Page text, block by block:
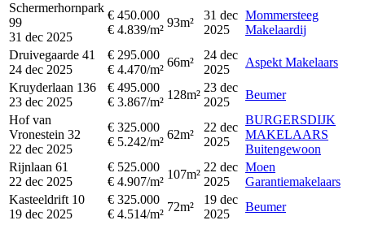
Schermerhornpark
99
31 dec 2025
€ 450.000
€ 4.839/m²
93m²
31 dec
2025
Mommersteeg
Makelaardij
Druivegaarde 41
24 dec 2025
€ 295.000
€ 4.470/m²
66m²
24 dec
2025
Aspekt Makelaars
Kruyderlaan 136
23 dec 2025
€ 495.000
€ 3.867/m²
128m²
23 dec
2025
Beumer
Hof van
Vronestein 32
22 dec 2025
€ 325.000
€ 5.242/m²
62m²
22 dec
2025
BURGERSDIJK
MAKELAARS
Buitengewoon
Rijnlaan 61
22 dec 2025
€ 525.000
€ 4.907/m²
107m²
22 dec
2025
Moen
Garantiemakelaars
Kasteeldrift 10
19 dec 2025
€ 325.000
€ 4.514/m²
72m²
19 dec
2025
Beumer